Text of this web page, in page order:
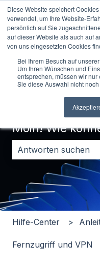
Diese Website speichert
verwendet, um Ihre Website-
persönlich auf Sie
auf dieser Website als auch auf
von uns eingesetzten Cookies
Bei Ihrem Besuch auf
Um Ihren Wünschen und
entsprechen, müssen wir
Sie diese Auswahl nicht
Deutsch
Moin! Wie
Es gibt keine
Hilfe-Center
Fernzugriff und VPN